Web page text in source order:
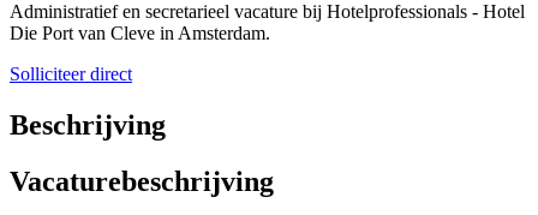
Administratief en secretarieel vacature bij Hotelprofessionals - Hotel
Die Port van Cleve in Amsterdam.
Solliciteer direct
Beschrijving
Vacaturebeschrijving